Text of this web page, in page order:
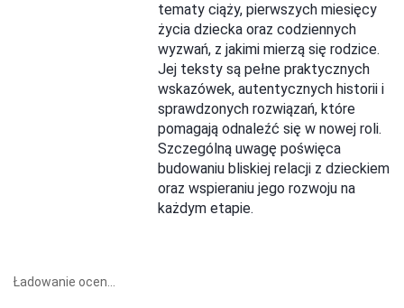
tematy ciąży, pierwszych miesięcy
życia dziecka oraz codziennych
wyzwań, z jakimi mierzą się rodzice.
Jej teksty są pełne praktycznych
wskazówek, autentycznych historii i
sprawdzonych rozwiązań, które
pomagają odnaleźć się w nowej roli.
Szczególną uwagę poświęca
budowaniu bliskiej relacji z dzieckiem
oraz wspieraniu jego rozwoju na
każdym etapie.
Ładowanie ocen...